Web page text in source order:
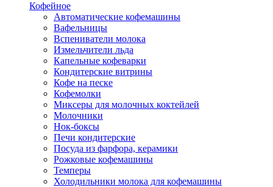
Кофейное
Автоматические кофемашины
Вафельницы
Вспениватели молока
Измельчители льда
Капельные кофеварки
Кондитерские витрины
Кофе на песке
Кофемолки
Миксеры для молочных коктейлей
Молочники
Нок-боксы
Печи кондитерские
Посуда из фарфора, керамики
Рожковые кофемашины
Темперы
Холодильники молока для кофемашины